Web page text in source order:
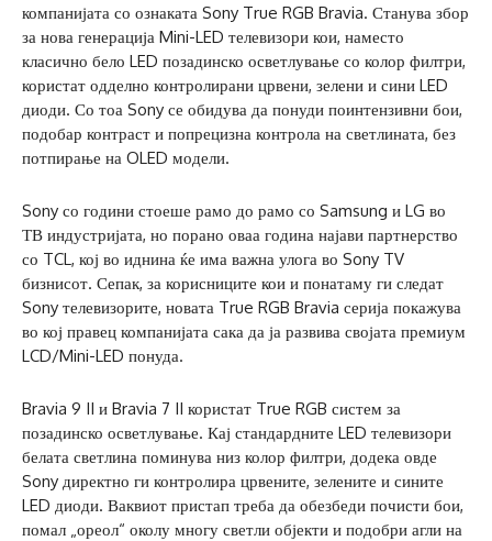
компанијата со ознаката Sony True RGB Bravia. Станува збор
за нова генерација Mini-LED телевизори кои, наместо
класично бело LED позадинско осветлување со колор филтри,
користат одделно контролирани црвени, зелени и сини LED
диоди. Со тоа Sony се обидува да понуди поинтензивни бои,
подобар контраст и попрецизна контрола на светлината, без
потпирање на OLED модели.
Sony со години стоеше рамо до рамо со Samsung и LG во
ТВ индустријата, но порано оваа година најави партнерство
со TCL, кој во иднина ќе има важна улога во Sony TV
бизнисот. Сепак, за корисниците кои и понатаму ги следат
Sony телевизорите, новата True RGB Bravia серија покажува
во кој правец компанијата сака да ја развива својата премиум
LCD/Mini-LED понуда.
Bravia 9 II и Bravia 7 II користат True RGB систем за
позадинско осветлување. Кај стандардните LED телевизори
белата светлина поминува низ колор филтри, додека овде
Sony директно ги контролира црвените, зелените и сините
LED диоди. Ваквиот пристап треба да обезбеди почисти бои,
помал „ореол“ околу многу светли објекти и подобри агли на